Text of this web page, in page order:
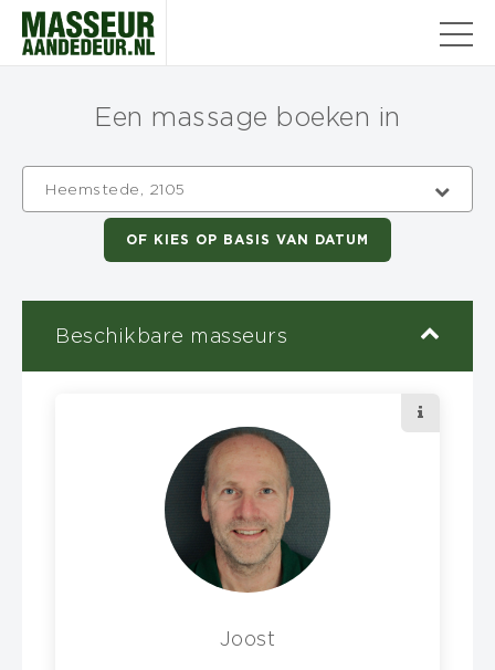
Een massage boeken in
Heemstede, 2105
OF KIES OP BASIS VAN DATUM
Beschikbare masseurs
Joost